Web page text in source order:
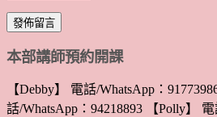
本部講師預約開課
【Debby】 電話/WhatsApp：
話/WhatsApp：94218893 【Polly】